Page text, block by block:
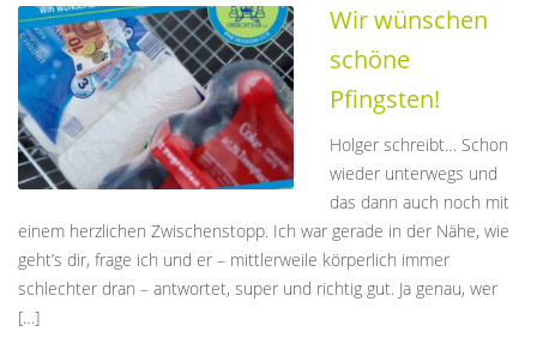
Wir wünschen
schöne
Pfingsten!
Holger schreibt… Schon
wieder unterwegs und
das dann auch noch mit
einem herzlichen Zwischenstopp. Ich war gerade in der Nähe, wie
geht’s dir, frage ich und er – mittlerweile körperlich immer
schlechter dran – antwortet, super und richtig gut. Ja genau, wer
[…]